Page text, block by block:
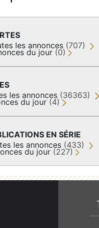
les annonces (707)
du jour (0)
les annonces (36363)
du jour (4)
EN SÉRIE
les annonces (433)
du jour (227)